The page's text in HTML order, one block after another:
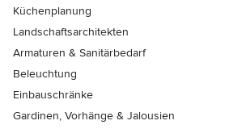
Küchenplanung
Landschaftsarchitekten
Armaturen & Sanitärbedarf
Beleuchtung
Einbauschränke
Gardinen, Vorhänge & Jalousien